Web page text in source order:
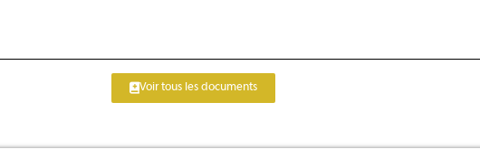
Voir tous les documents